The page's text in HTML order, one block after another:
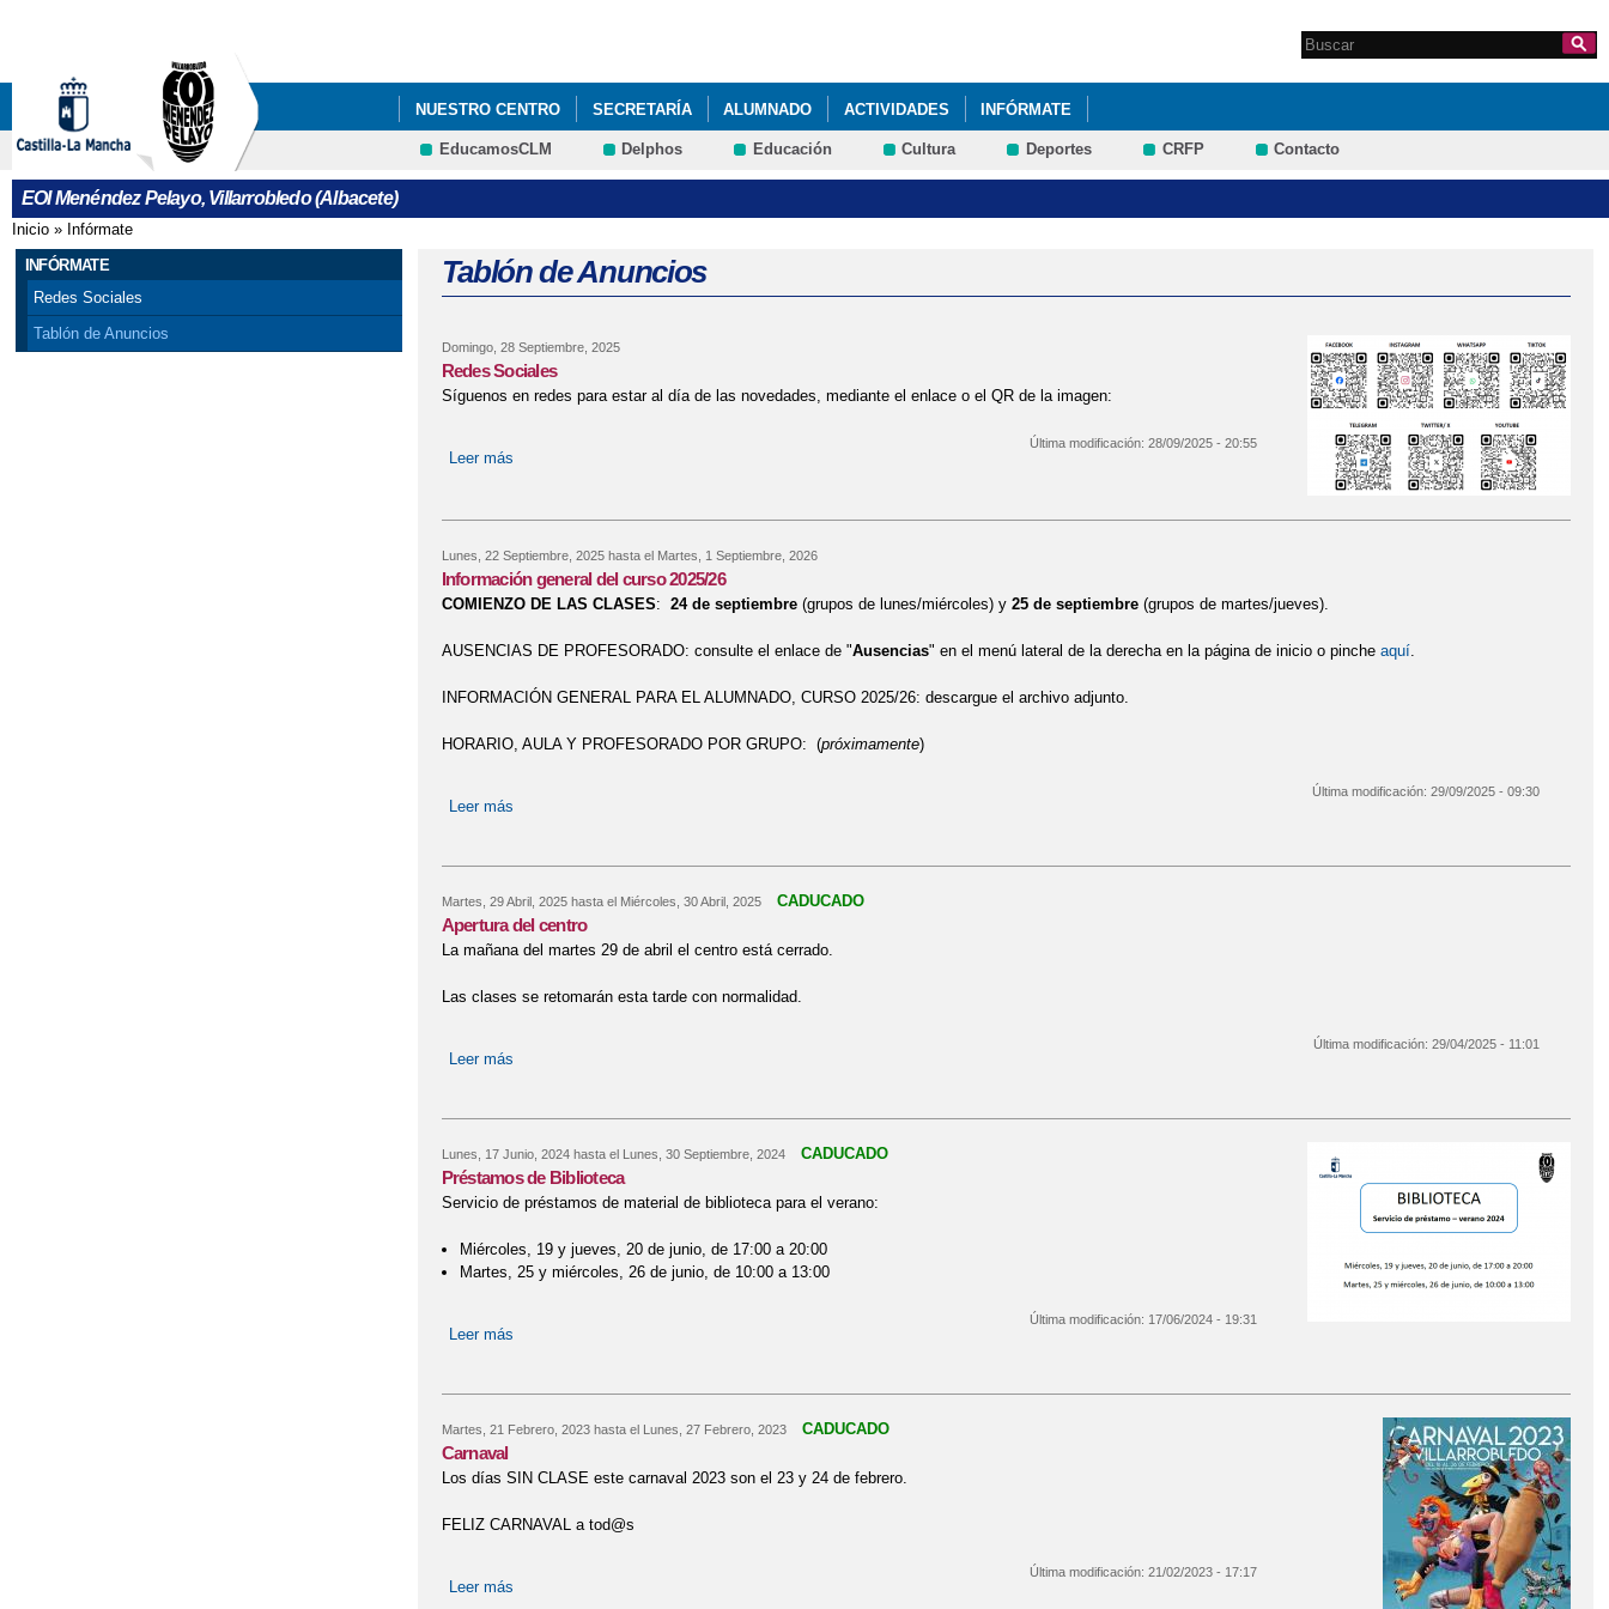
Formulario de
Search this site
NUESTRO CENTRO SECRETARÍA ALUMNADO ACTIVIDADES INFÓRMATE
EducamosCLM Delphos Educación Cultura Deportes CRFP Contacto
EOI Menéndez Pelayo, Villarrobledo (Albacete)
Se encuentra usted aquí
Inicio » Infórmate
INFÓRMATE
Redes Sociales
Tablón de Anuncios
Tablón de Anuncios
Domingo, 28 Septiembre, 2025
Redes Sociales
Síguenos en redes para estar al día de las novedades, mediante el enlace o el QR de la imagen:
Leer más
Última modificación: 28/09/2025 - 20:55
Lunes, 22 Septiembre, 2025hasta el Martes, 1 Septiembre, 2026
Información general del curso 2025/26
COMIENZO DE LAS CLASES: 24 de septiembre(grupos de lunes/miércoles) y 25 de septiembre(grupos de martes/jueves).
AUSENCIAS DE PROFESORADO: consulte el enlace de "Ausencias" en el menú lateral de la derecha en la página de inicio o pinche aquí.
INFORMACIÓN GENERAL PARA EL ALUMNADO, CURSO 2025/26: descargue el archivo adjunto.
HORARIO, AULA Y PROFESORADO POR GRUPO: (próximamente)
Leer más
Última modificación: 29/09/2025 - 09:30
Martes, 29 Abril, 2025hasta el Miércoles, 30 Abril, 2025 CADUCADO
Apertura del centro
La mañana del martes 29 de abril el centro está cerrado.
Las clases se retomarán esta tarde con normalidad.
Leer más
Última modificación: 29/04/2025 - 11:01
Lunes, 17 Junio, 2024hasta el Lunes, 30 Septiembre, 2024 CADUCADO
Préstamos de Biblioteca
Servicio de préstamos de material de biblioteca para el verano:
Miércoles, 19 y jueves, 20 de junio, de 17:00 a 20:00
Martes, 25 y miércoles, 26 de junio, de 10:00 a 13:00
Leer más
Última modificación: 17/06/2024 - 19:31
Martes, 21 Febrero, 2023hasta el Lunes, 27 Febrero, 2023 CADUCADO
Carnaval
Los días SIN CLASE este carnaval 2023 son el 23 y 24 de febrero.
FELIZ CARNAVAL a tod@s
Leer más
Última modificación: 21/02/2023 - 17:17